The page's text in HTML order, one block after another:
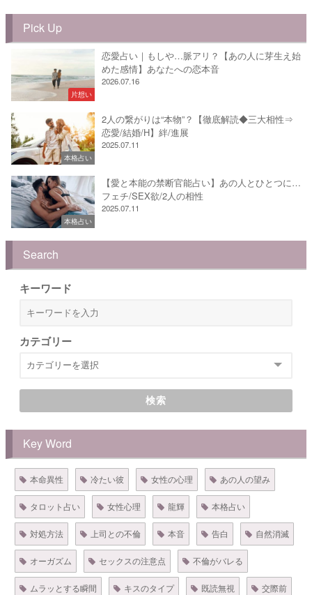
Pick Up
片想い
恋愛占い｜もしや…脈アリ？【あの人に芽生え始
めた感情】あなたへの恋本音
2026.07.16
本格占い
2人の繋がりは“本物”？【徹底解読◆三大相性⇒
恋愛/結婚/H】絆/進展
2025.07.11
本格占い
【愛と本能の禁断官能占い】あの人とひとつに…
フェチ/SEX欲/2人の相性
2025.07.11
Search
キーワード
カテゴリー
検索
Key Word
本命異性 冷たい彼 女性の心理 あの人の望み
タロット占い 女性心理 龍輝 本格占い
対処方法 上司との不倫 本音 告白 自然消滅
オーガズム セックスの注意点 不倫がバレる
ムラッとする瞬間 キスのタイプ 既読無視 交際前